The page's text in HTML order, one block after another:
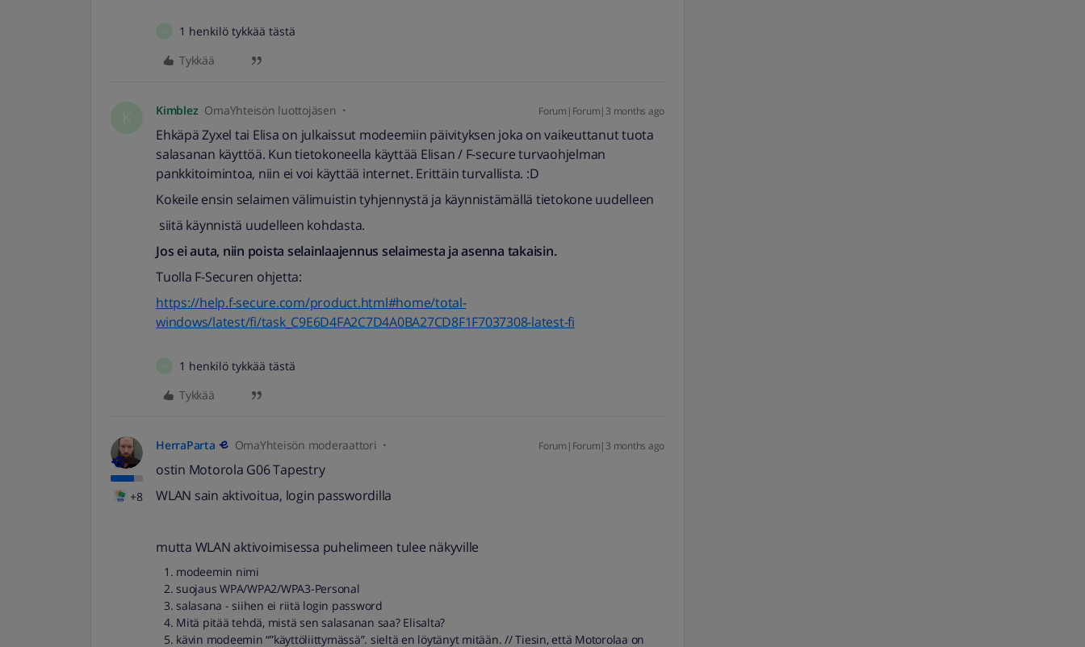
1 henkilö tykkää tästä
Tykkää
Kimblez OmaYhteisön luottojäsen Forum|Forum|3 months ago
Ehkäpä Zyxel tai Elisa on julkaissut modeemiin päivityksen joka on vaikeuttanut tuota
salasanan käyttöä. Kun tietokoneella käyttää Elisan / F-secure turvaohjelman
pankkitoimintoa, niin ei voi käyttää internet. Erittäin turvallista. :D
Kokeile ensin selaimen välimuistin tyhjennystä ja käynnistämällä tietokone uudelleen
siitä käynnistä uudelleen kohdasta.
Jos ei auta, niin poista selainlaajennus selaimesta ja asenna takaisin.
Tuolla F-Securen ohjetta:
https://help.f-secure.com/product.html#home/total-
windows/latest/fi/task_C9E6D4FA2C7D4A0BA27CD8F1F7037308-latest-fi
1 henkilö tykkää tästä
Tykkää
+8
HerraParta OmaYhteisön moderaattori Forum|Forum|3 months ago
ostin Motorola G06 Tapestry
WLAN sain aktivoitua, login passwordilla
mutta WLAN aktivoimisessa puhelimeen tulee näkyville
modeemin nimi
suojaus WPA/WPA2/WPA3-Personal
salasana - siihen ei riitä login password
Mitä pitää tehdä, mistä sen salasanan saa? Elisalta?
kävin modeemin “”käyttöliittymässä”. sieltä en löytänyt mitään. // Tiesin, että Motorolaa on